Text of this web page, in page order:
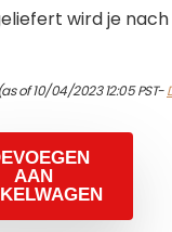
wird je
of 10/04/2023 12:05 PST-
AAN